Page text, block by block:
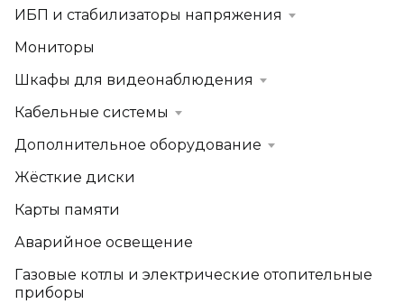
ИБП и стабилизаторы напряжения
Мониторы
Шкафы для видеонаблюдения
Кабельные системы
Дополнительное оборудование
Жёсткие диски
Карты памяти
Аварийное освещение
Газовые котлы и электрические отопительные
приборы